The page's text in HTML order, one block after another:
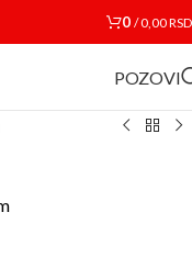
0 /0,00RSD
POZOVI